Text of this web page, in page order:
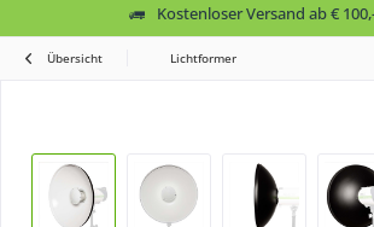
Kostenloser Versand ab €
Übersicht Lichtformer